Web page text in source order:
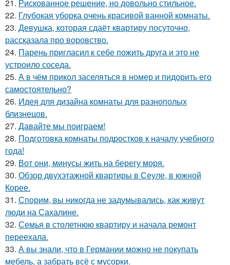
21. Рискованное решение, но довольно стильное.
22. Глубокая уборка очень красивой ванной комнаты.
23. Девушка, которая сдаёт квартиру посуточно,
рассказала про воровство.
24. Парень пригласил к себе пожить друга и это не
устроило соседа.
25. А в чём прикол заселяться в номер и пидорить его
самостоятельно?
26. Идея для дизайна комнаты для разнополых
близнецов.
27. Давайте мы поиграем!
28. Подготовка комнаты подростков к началу учебного
года!
29. Вот они, минусы жить на берегу моря.
30. Обзор двухэтажной квартиры в Сеуле, в южной
Корее.
31. Спорим, вы никогда не задумывались, как живут
люди на Сахалине.
32. Семья в столетнюю квартиру и начала ремонт
переехала.
33. А вы знали, что в Германии можно не покупать
мебель, а забрать всё с мусорки.